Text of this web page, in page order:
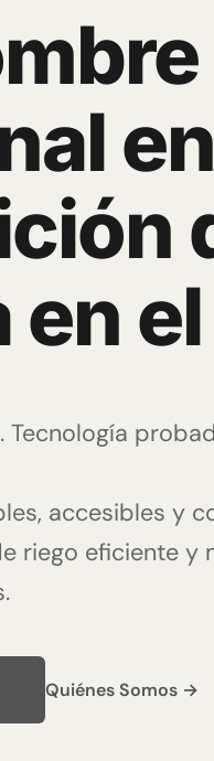
en
Tecnología
accesibles y
riego eficiente y
Quiénes Somos →